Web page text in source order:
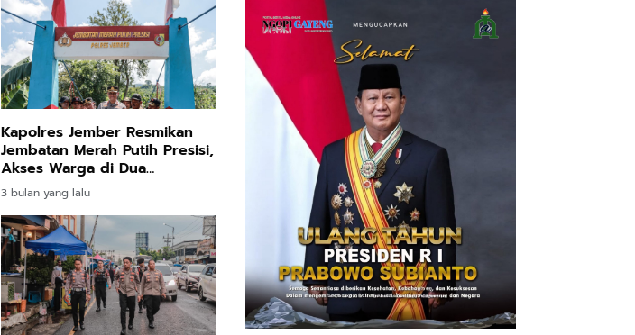
Kapolres Jember Resmikan
Jembatan Merah Putih Presisi,
Akses Warga di Dua
Kecamatan Jadi Lebih Aman
3 bulan yang lalu